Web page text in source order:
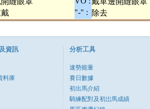
"-" : 除去
資訊
料庫
分析工具
速勢能量
賽日數據
初出馬介紹
騎練配對及初岀馬成績